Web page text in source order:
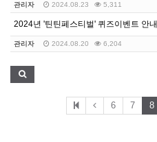
관리자 2024.08.23 5,311
2024년 '틴틴페스티벌' 퀴즈이벤트 안내
관리자 2024.08.20 6,204
6 7 8